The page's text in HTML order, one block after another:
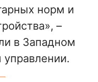
норм и
–
в Западном
управлении.